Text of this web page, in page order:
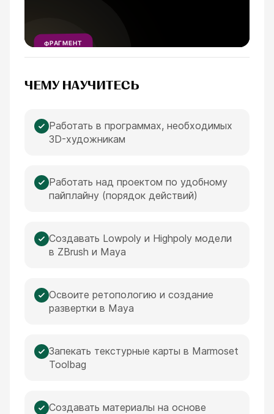
ФРАГМЕНТ
ЧЕМУ НАУЧИТЕСЬ
Работать в программах, необходимых
3D-художникам
Работать над проектом по удобному
пайплайну (порядок действий)
Создавать Lowpoly и Highpoly модели
в ZBrush и Maya
Освоите ретопологию и создание
развертки в Maya
Запекать текстурные карты в Marmoset
Toolbag
Создавать материалы на основе